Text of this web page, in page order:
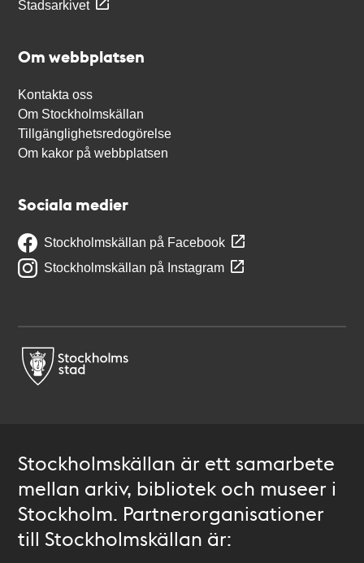
Stadsarkivet
Om webbplatsen
Kontakta oss
Om Stockholmskällan
Tillgänglighetsredogörelse
Om kakor på webbplatsen
Sociala medier
Stockholmskällan på Facebook
Stockholmskällan på Instagram
Stockholmskällan är ett samarbete
mellan arkiv, bibliotek och museer i
Stockholm. Partnerorganisationer
till Stockholmskällan är: